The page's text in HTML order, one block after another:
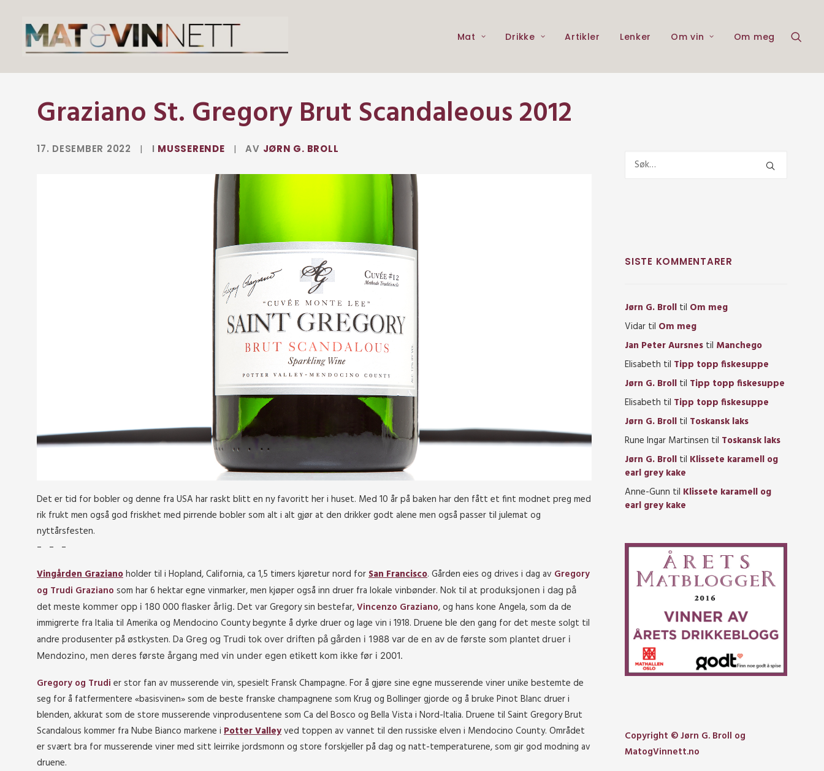
Mat Drikke Artikler Lenker Om vin Om meg
Graziano St. Gregory Brut Scandaleous 2012
17. DESEMBER 2022 | I MUSSERENDE | AV JØRN G. BROLL
Det er tid for bobler og denne fra USA har raskt blitt en ny favoritt her i huset. Med 10 år på baken har den fått et fint modnet preg med
rik frukt men også god friskhet med pirrende bobler som alt i alt gjør at den drikker godt alene men også passer til julemat og
nyttårsfesten.
– – –
Vingården Grazianoholder til i Hopland, California, ca 1,5 timers kjøretur nord forSan Francisco. Gården eies og drives i dag av Gregory
og Trudi Graziano som har 6 hektar egne vinmarker, men kjøper også inn druer fra lokale vinbønder. Nok til at produksjonen i dag på
det meste kommer opp i 180 000 flasker årlig. Det var Gregory sin bestefar,Vincenzo Graziano, og hans kone Angela, som da de
immigrerte fra Italia til Amerika og Mendocino County begynte å dyrke druer og lage vin i 1918. Druene ble den gang for det meste solgt til
andre produsenter på østkysten. Da Greg og Trudi tok over driften på gården i 1988 var de en av de første som plantet druer i
Mendozino, men deres første årgang med vin under egen etikett kom ikke før i 2001.
Gregory og Trudi er stor fan av musserende vin, spesielt Fransk Champagne. For å gjøre sine egne musserende viner unike bestemte de
seg for å fatfermentere «basisvinen» som de beste franske champagnene som Krug og Bollinger gjorde og å bruke Pinot Blanc druer i
blenden, akkurat som de store musserende vinprodusentene som Ca del Bosco og Bella Vista i Nord-Italia. Druene til Saint Gregory Brut
Scandalous kommer fra Nube Bianco markene i Potter Valleyved toppen av vannet til den russiske elven i Mendocino County. Området
er svært bra for musserende viner med sitt leirrike jordsmonn og store forskjeller på dag og natt-temperaturene, som gir god modning av
druene.
SISTE KOMMENTARER
Jørn G. Broll til Om meg
Vidar til Om meg
Jan Peter Aursnes til Manchego
Elisabeth til Tipp topp fiskesuppe
Jørn G. Broll til Tipp topp fiskesuppe
Elisabeth til Tipp topp fiskesuppe
Jørn G. Broll til Toskansk laks
Rune Ingar Martinsen til Toskansk laks
Jørn G. Broll til Klissete karamell og
earl grey kake
Anne-Gunn til Klissete karamell og
earl grey kake
Copyright © Jørn G. Broll og
MatogVinnett.no